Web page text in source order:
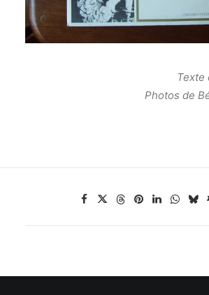
Texte
Photos de